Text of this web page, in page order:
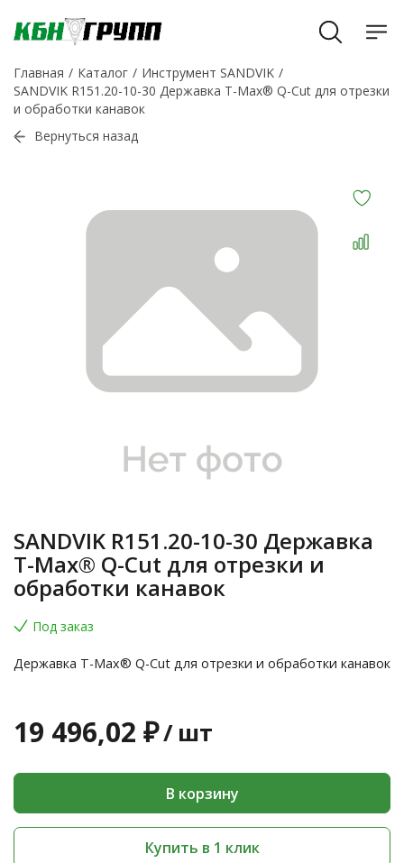
Главная Каталог
Инструмент SANDVIK
SANDVIK R151.20-10-30 Державка T-Max® Q-Cut для отрезки
и обработки канавок
Вернуться назад
SANDVIK R151.20-10-30 Державка
T-Max® Q-Cut для отрезки и
обработки канавок
Под заказ
Державка T-Max® Q-Cut для отрезки и обработки канавок
19 496,02 ₽/ шт
В корзину
Купить в 1 клик